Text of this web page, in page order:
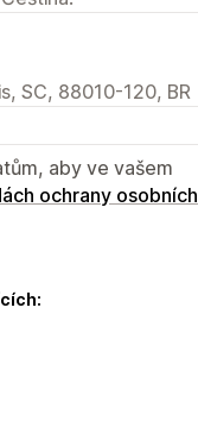
SC, 88010-120, BR
aby ve vašem
ochrany osobních